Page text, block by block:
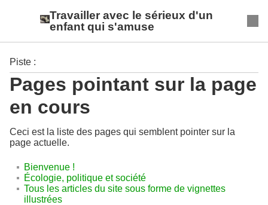
Travailler avec le sérieux d'un
enfant qui s'amuse
Piste :
Pages pointant sur la page
en cours
Ceci est la liste des pages qui semblent pointer sur la
page actuelle.
Bienvenue !
Écologie, politique et société
Tous les articles du site sous forme de vignettes
illustrées